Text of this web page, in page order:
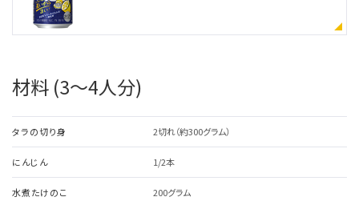
材料 (3～4人分)
タラの切り身 2切れ（約300グラム）
にんじん 1/2本
水煮たけのこ 200グラム